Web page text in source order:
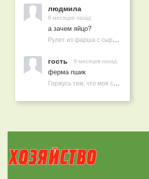
людмила
8 месяцев назад
а зачем яйцо?
Рулет из фарша с сыром в духовке
гость 9 месяцев назад
ферма пшик
Горжусь тем, что моя семья круглый год не нуждается в покупных витаминах